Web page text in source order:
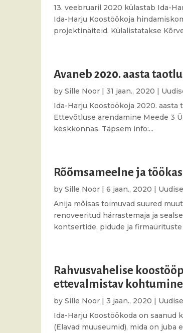
13. veebruaril 2020 külastab Ida-
Ida-Harju Koostöökoja
projektinäiteid. Külalistatakse
Avaneb 2020. aasta
by Sille Noor | 31 jaan., 2020 |
Ida-Harju Koostöökoja 2020.
Ettevõtluse arendamine Meede 3
keskkonnas. Täpsem info:...
Rõõmsameelne ja
by Sille Noor | 6 jaan., 2020 |
Anija mõisas toimuvad suured
renoveeritud härrastemaja ja
kontsertide, pidude ja firmaürituste
Rahvusvahelise
ettevalmistav kohtumine
by Sille Noor | 3 jaan., 2020 |
Ida-Harju Koostöökoda on saanud
(Elavad muuseumid), mida on